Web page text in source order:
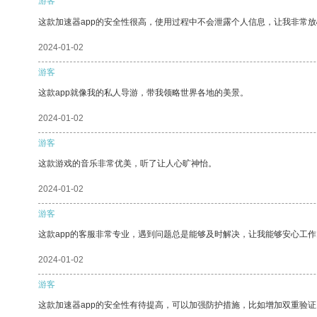
这款加速器app的安全性很高，使用过程中不会泄露个人信息，让我非常放
2024-01-02
游客
这款app就像我的私人导游，带我领略世界各地的美景。
2024-01-02
游客
这款游戏的音乐非常优美，听了让人心旷神怡。
2024-01-02
游客
这款app的客服非常专业，遇到问题总是能够及时解决，让我能够安心工作
2024-01-02
游客
这款加速器app的安全性有待提高，可以加强防护措施，比如增加双重验证